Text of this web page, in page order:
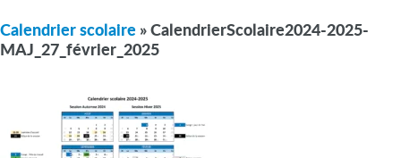
Calendrier scolaire » CalendrierScolaire2024-2025-
MAJ_27_février_2025